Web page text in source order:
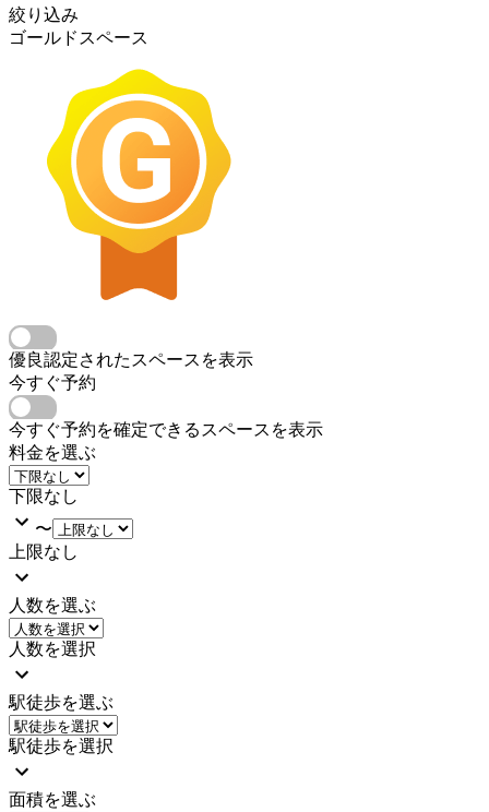
絞り込み
ゴールドスペース
優良認定されたスペースを表示
今すぐ予約
今すぐ予約を確定できるスペースを表示
料金を選ぶ
下限なし
〜
上限なし
人数を選ぶ
人数を選択
駅徒歩を選ぶ
駅徒歩を選択
面積を選ぶ